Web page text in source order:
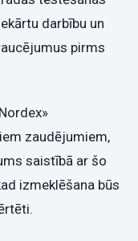
darbību un
pirms
zaudējumiem,
saistībā ar šo
izmeklēšana būs